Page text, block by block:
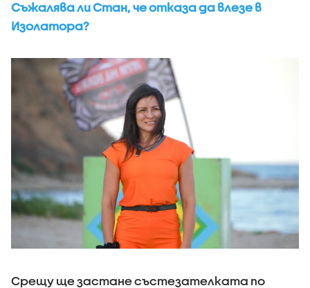
Съжалява ли Стан, че отказа да влезе в
Изолатора?
Срещу ще застане състезателката по